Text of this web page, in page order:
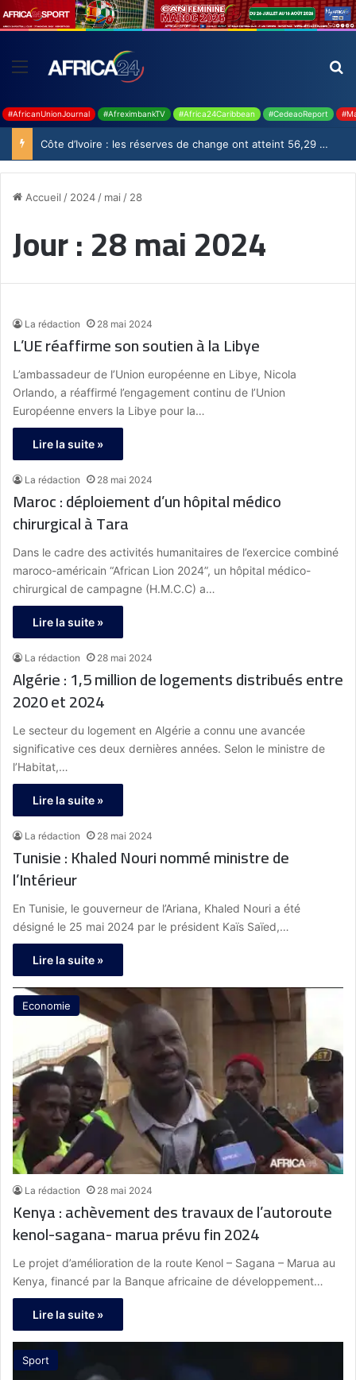
#AfricanUnionJournal #AfreximbankTV #Africa24Caribbean #CedeaoReport
Côte d’Ivoire : les réserves de change ont atteint 56,29 milliards USD en juillet
Accueil / 2024 / mai / 28
Jour :28 mai 2024
La rédaction 28 mai 2024
L’UE réaffirme son soutien à la Libye
L’ambassadeur de l’Union européenne en Libye, Nicola
Orlando, a réaffirmé l’engagement continu de l’Union
Européenne envers la Libye pour la…
Lire la suite »
La rédaction 28 mai 2024
Maroc : déploiement d’un hôpital médico
chirurgical à Tara
Dans le cadre des activités humanitaires de l’exercice combiné
maroco-américain “African Lion 2024”, un hôpital médico-
chirurgical de campagne (H.M.C.C) a…
Lire la suite »
La rédaction 28 mai 2024
Algérie : 1,5 million de logements distribués entre
2020 et 2024
Le secteur du logement en Algérie a connu une avancée
significative ces deux dernières années. Selon le ministre de
l’Habitat,…
Lire la suite »
La rédaction 28 mai 2024
Tunisie : Khaled Nouri nommé ministre de
l’Intérieur
En Tunisie, le gouverneur de l’Ariana, Khaled Nouri a été
désigné le 25 mai 2024 par le président Kaïs Saïed,…
Lire la suite »
Economie
La rédaction 28 mai 2024
Kenya : achèvement des travaux de l’autoroute
kenol-sagana- marua prévu fin 2024
Le projet d’amélioration de la route Kenol – Sagana – Marua au
Kenya, financé par la Banque africaine de développement…
Lire la suite »
Sport